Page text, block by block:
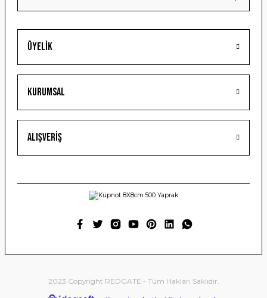
Gönder
Üyelik
Kurumsal
Alışveriş
2023 Copyright REDGATE - Tüm Hakları Saklıdır.